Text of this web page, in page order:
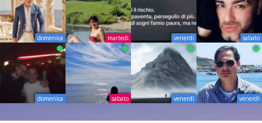
domenica martedì venerdì sabato
domenica sabato venerdì venerdì